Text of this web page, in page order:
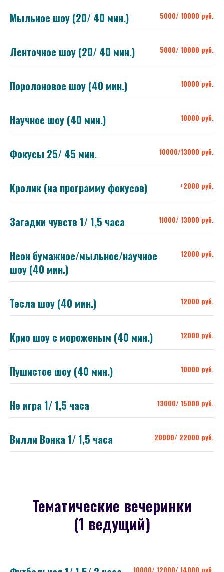
Мыльное шоу (20/ 40 мин.) 5000/ 10000 руб.
Ленточное шоу (20/ 40 мин.) 5000/ 10000 руб.
Поролоновое шоу (40 мин.) 10000 руб.
Научное шоу (40 мин.) 10000 руб.
Фокусы 25/ 45 мин. 10000/13000 руб.
Кролик (на программу фокусов) +2000 руб.
Загадки чувств 1/ 1,5 часа 11000/ 13000 руб.
Неон бумажное/мыльное/научное
шоу (40 мин.)
12000 руб.
Тесла шоу (40 мин.) 12000 руб.
Крио шоу с мороженым (40 мин.) 12000 руб.
Пушистое шоу (40 мин.) 10000 руб.
Не игра 1/ 1,5 часа 13000/ 15000 руб.
Вилли Вонка 1/ 1,5 часа 20000/ 22000 руб.
Тематические вечеринки
(1 ведущий)
10000/ 12000/ 14000 руб.